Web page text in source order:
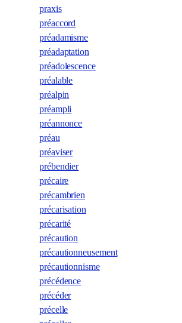
praxis
préaccord
préadamisme
préadaptation
préadolescence
préalable
préalpin
préampli
préannonce
préau
préaviser
prébendier
précaire
précambrien
précarisation
précarité
précaution
précautionneusement
précautionnisme
précédence
précéder
précelle